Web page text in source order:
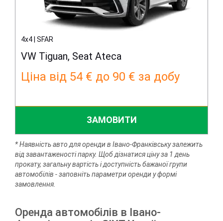
4x4 | SFAR
VW Tiguan, Seat Ateca
Ціна від 54 € до 90 € за добу
ЗАМОВИТИ
* Наявність авто для оренди в Івано-Франківську залежить
від завантаженості парку. Щоб дізнатися ціну за 1 день
прокату, загальну вартість і доступність бажаної групи
автомобілів - заповніть параметри оренди у формі
замовлення.
Оренда автомобілів в Івано-